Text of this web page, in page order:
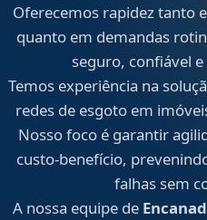
Oferecemos rapidez tanto
quanto em demandas
seguro, confiável
Temos experiência na
redes de esgoto em
Nosso foco é garantir
custo-benefício,
falhas sem
A nossa equipe de